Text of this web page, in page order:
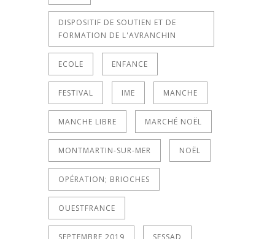
DISPOSITIF DE SOUTIEN ET DE
FORMATION DE L'AVRANCHIN
ECOLE ENFANCE
FESTIVAL IME MANCHE
MANCHE LIBRE MARCHÉ NOËL
MONTMARTIN-SUR-MER NOËL
OPÉRATION; BRIOCHES
OUESTFRANCE
SEPTEMBRE 2019 SESSAD